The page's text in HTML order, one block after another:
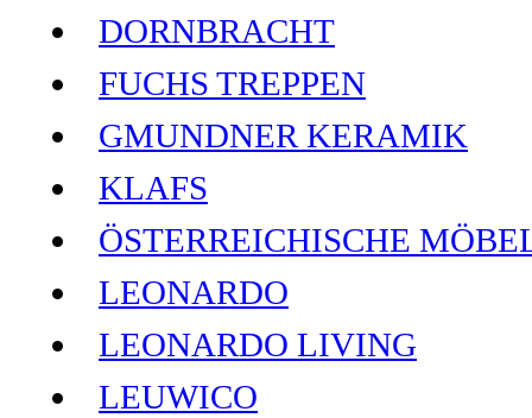
DORNBRACHT
FUCHS TREPPEN
GMUNDNER KERAMIK
KLAFS
ÖSTERREICHISCHE
LEONARDO
LEONARDO LIVING
LEUWICO